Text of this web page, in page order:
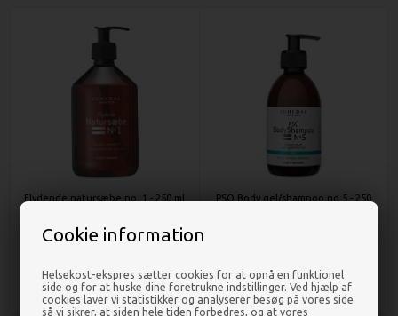
Cookie information
Helsekost-ekspres sætter cookies for at opnå en funktionel
side og for at huske dine foretrukne indstillinger. Ved hjælp af
cookies laver vi statistikker og analyserer besøg på vores side
så vi sikrer, at siden hele tiden forbedres, og at vores
Flydende natursæbe no. 1 - 250 ml
PSO Body gel/shampoo no.5 - 250